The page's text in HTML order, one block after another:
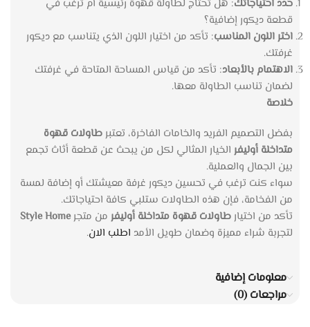
حدد احتياجاتك: هل تحتاج لطاولة قهوة رئيسية أم ترغب في
قطعة ديكور إضافية؟
اختر اللون المناسب: تأكد من اختيار اللون الذي يتناسب مع ديكور
غرفتك.
الاهتمام بالأبعاد: تأكد من قياس المساحة المتاحة في غرفتك
لضمان تناسب الطاولة معها.
خلاصة
بفضل التصميم الفريد والخامات الفاخرة، تعتبر طاولات قهوة
متداخلة أوليفر الخيار المثالي لكل من يبحث عن قطعة أثاث تجمع
بين الجمال والعملية.
سواء كنت ترغب في تحسين ديكور غرفة معيشتك أو إضافة لمسة
من الفخامة، فإن هذه الطاولات ستلبي كافة احتياجاتك.
تأكد من اختيار طاولات قهوة متداخلة أوليفر من متجرStyle Home
لتجربة شراء مميزة وضمان طويل الأمد اطلب الان.
معلومات إضافية
مراجعات (0)